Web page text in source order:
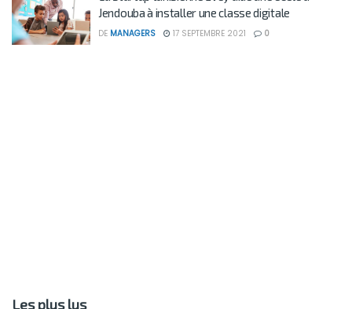
Jendouba à installer une classe digitale
DE MANAGERS 17 SEPTEMBRE 2021 0
Les plus lus